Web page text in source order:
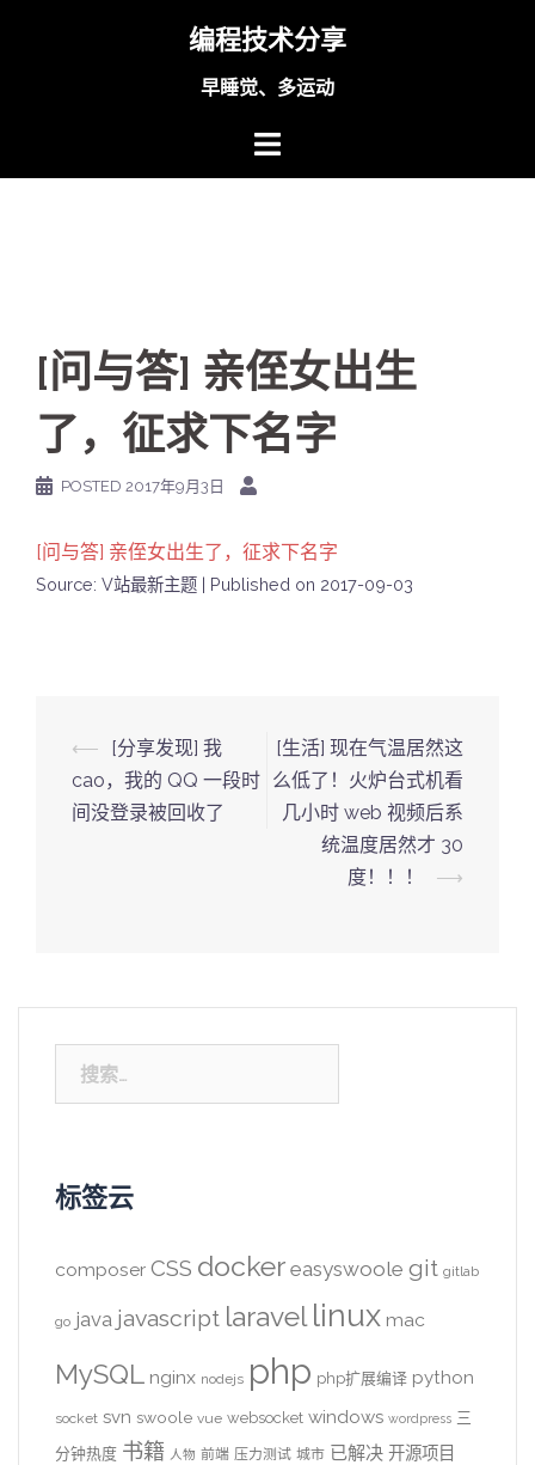
编程技术分享
早睡觉、多运动
[问与答] 亲侄女出生
了，征求下名字
POSTED 2017年9月3日
[问与答] 亲侄女出生了，征求下名字
Source: V站最新主题 Published on 2017-09-03
Post
navigation
⟵
[分享发现] 我
cao，我的 QQ 一段时
间没登录被回收了
[生活] 现在气温居然这
么低了！火炉台式机看
几小时 web 视频后系
统温度居然才 30
度！！！
⟶
索：
标签云
composer CSS docker easyswoole git gitlab
go java javascript laravel linux mac
MySQL nginx nodejs php php扩展编译 python
socket svn swoole vue websocket windows wordpress 三
分钟热度 书籍 人物 前端 压力测试 城市 已解决 开源项目